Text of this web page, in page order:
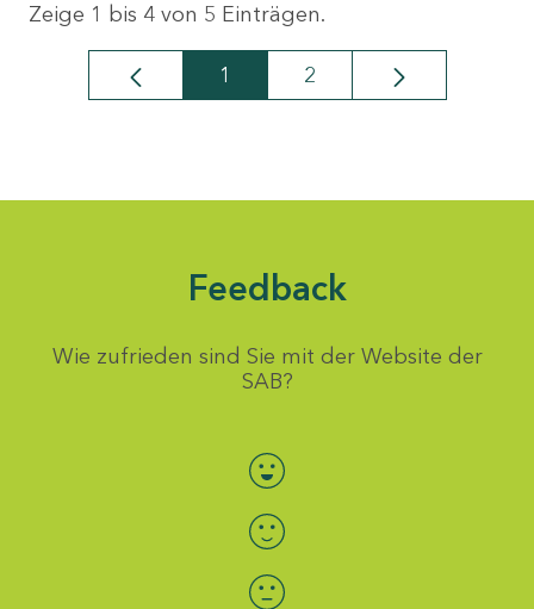
Zeige 1 bis 4 von 5 Einträgen.
Seite
1 Seite
2
Feedback
Wie zufrieden sind Sie mit der Website der
SAB?
Bewertung auswählen